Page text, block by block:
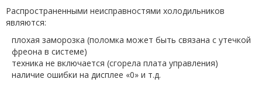
Распространенными неисправностями холодильников
являются:
плохая заморозка (поломка может быть связана с утечкой
фреона в системе)
техника не включается (сгорела плата управления)
наличие ошибки на дисплее «0» и т.д.